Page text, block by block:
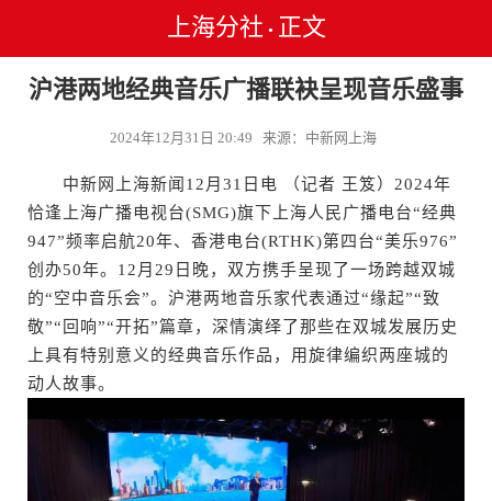
上海分社 • 正文
沪港两地经典音乐广播联袂呈现音乐盛事
2024年12月31日 20:49 来源：中新网上海
中新网上海新闻12月31日电 （记者 王笈）2024年
恰逢上海广播电视台(SMG)旗下上海人民广播电台“经典
947”频率启航20年、香港电台(RTHK)第四台“美乐976”
创办50年。12月29日晚，双方携手呈现了一场跨越双城
的“空中音乐会”。沪港两地音乐家代表通过“缘起”“致
敬”“回响”“开拓”篇章，深情演绎了那些在双城发展历史
上具有特别意义的经典音乐作品，用旋律编织两座城的
动人故事。